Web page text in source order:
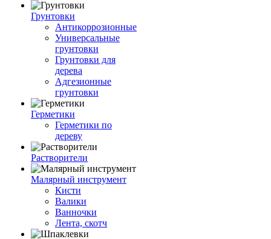
Грунтовки
Антикоррозионные
Универсальные
грунтовки
Грунтовки для
дерева
Адгезионные
грунтовки
Герметики
Герметики по
дереву
Растворители
Малярный инструмент
Кисти
Валики
Ванночки
Лента, скотч